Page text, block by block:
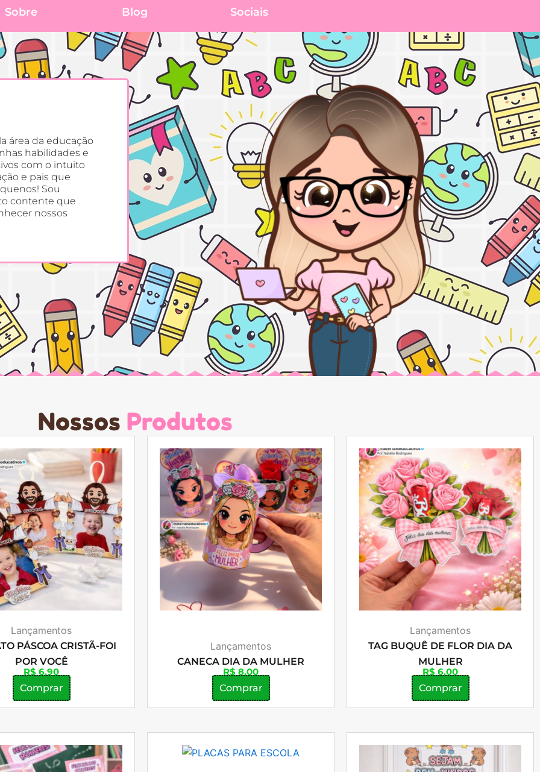
Sobre Blog Sociais
área da educação
habilidades e
com o intuito
e pais que
Sou
contente que
nossos
Nossos Produtos
Lançamentos
PÁSCOA CRISTÃ-FOI
POR VOCÊ
R$ 6,90
Comprar
Lançamentos
CANECA DIA DA MULHER
R$ 8,00
Comprar
Lançamentos
TAG BUQUÊ DE FLOR DIA DA
MULHER
R$ 6,00
Comprar